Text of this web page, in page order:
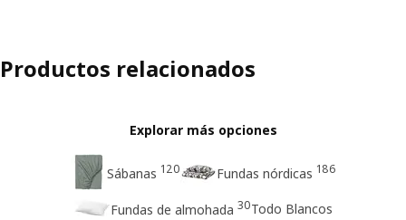
Productos relacionados
Explorar más opciones
Sábanas 120 Fundas nórdicas 186
Fundas de almohada 30Todo Blancos